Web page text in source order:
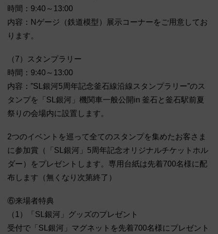
時間：9:40～13:00
内容：Nゲージ（鉄道模型）展示コーナーをご用意してお
ります。
（7）スタンプラリー
時間：9:40～13:00
内容：”SL銀河5周年記念釜石線沿線スタンプラリー”のス
タンプを「SL銀河」機関車一般公開in 釜石と釜石駅前夏
祭りの会場内に設置します。
2つのイベントを巡って全てのスタンプを集めたお客さま
に参加賞（「SL銀河」5周年記念オリジナルチケットホル
ダー）をプレゼントします。専用台紙は先着700名様に配
布します（無くなり次第終了）
⑥来場者特典
（1）「SL銀河」グッズのプレゼント
受付で「SL銀河」マグネットを先着700名様にプレゼント